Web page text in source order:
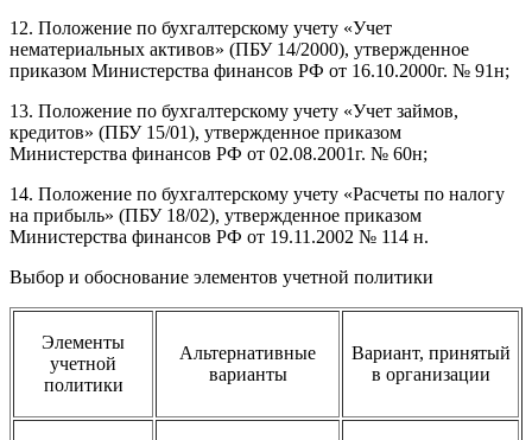
12. Положение по бухгалтерскому учету «Учет
нематериальных активов» (ПБУ 14/2000), утвержденное
приказом Министерства финансов РФ от 16.10.2000г. № 91н;
13. Положение по бухгалтерскому учету «Учет займов,
кредитов» (ПБУ 15/01), утвержденное приказом
Министерства финансов РФ от 02.08.2001г. № 60н;
14. Положение по бухгалтерскому учету «Расчеты по налогу
на прибыль» (ПБУ 18/02), утвержденное приказом
Министерства финансов РФ от 19.11.2002 № 114 н.
Выбор и обоснование элементов учетной политики
Элементы
учетной
политики
Альтернативные
варианты
Вариант, принятый
в организации